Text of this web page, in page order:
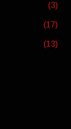
(3)
(17)
(13)